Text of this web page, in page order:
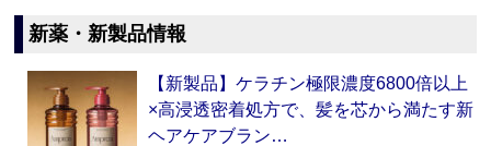
新薬・新製品情報
【新製品】ケラチン極限濃度6800倍以上
×高浸透密着処方で、髪を芯から満たす新
ヘアケアブラン…